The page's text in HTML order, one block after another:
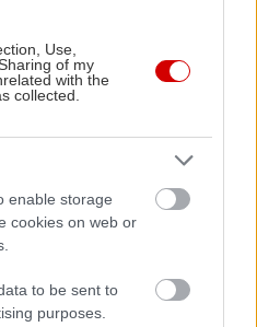
Use,
of my
with the
collected.
enable storage
cookies on web or
to be sent to
purposes.